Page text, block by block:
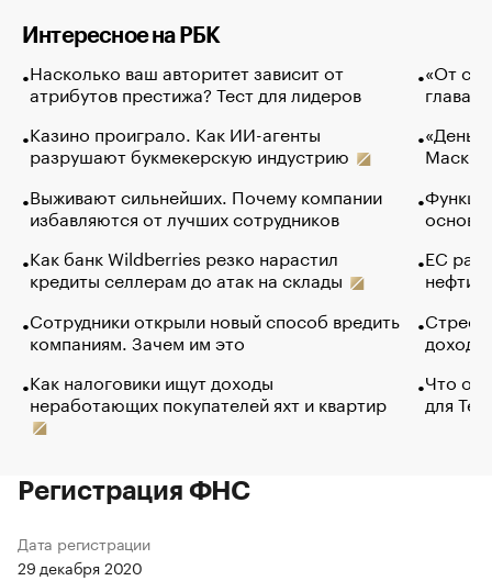
Интересное на РБК
Насколько ваш авторитет зависит от
атрибутов престижа? Тест для лидеров
Казино проиграло. Как ИИ-агенты
разрушают букмекерскую индустрию
Выживают сильнейших. Почему компании
избавляются от лучших сотрудников
Как банк Wildberries резко нарастил
кредиты селлерам до атак на склады
Сотрудники открыли новый способ вредить
компаниям. Зачем им это
Как налоговики ищут доходы
неработающих покупателей яхт и квартир
«От
глава
Маск в
основ
ЕС
нефти
Что
для
Регистрация ФНС
Дата регистрации
29 декабря 2020